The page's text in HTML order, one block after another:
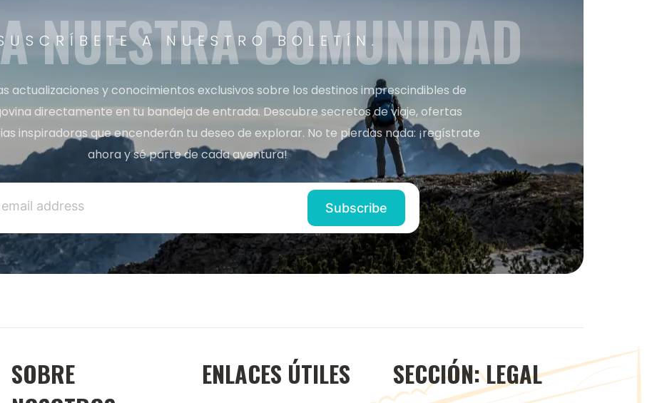
A NUESTRO BOLETÍN.
NUESTRA COMUNIDAD
actualizaciones y conocimientos exclusivos sobre los destinos imprescindibles de
directamente en tu bandeja de entrada. Descubre secretos de viaje, ofertas
inspiradoras que encenderán tu deseo de explorar. No te pierdas nada: ¡regístrate
ahora y sé parte de cada aventura!
SOBRE
ENLACES ÚTILES SECCIÓN: LEGAL